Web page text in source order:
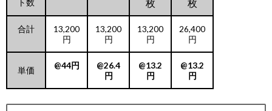
枚 枚
合計
13,200
円
13,200
円
13,200
円
26,400
円
単価 @44円
@26.4
円
@13.2
円
@13.2
円